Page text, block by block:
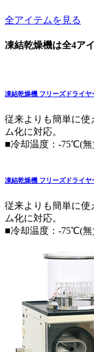
全アイテムを見る
凍結乾燥機は全4ア
凍結乾燥機 フリーズドライヤ
従来よりも簡単に使
ム化に対応。
■冷却温度：-75℃(無
凍結乾燥機 フリーズドライヤ
従来よりも簡単に使
ム化に対応。
■冷却温度：-75℃(無